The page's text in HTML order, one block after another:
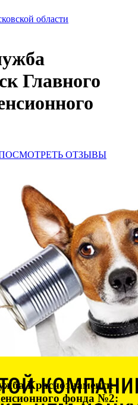
области
Главного
ОТЗЫВЫ
Краснознаменск
фонда №2: